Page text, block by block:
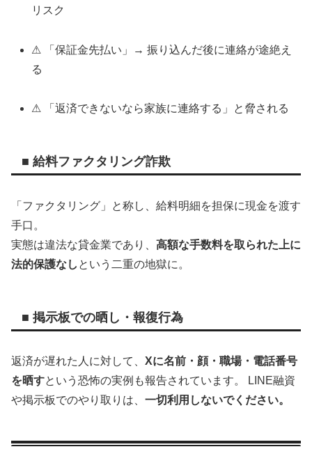
リスク
⚠ 「保証金先払い」→ 振り込んだ後に連絡が途絶え
る
⚠ 「返済できないなら家族に連絡する」と脅される
■ 給料ファクタリング詐欺
「ファクタリング」と称し、給料明細を担保に現金を渡す
手口。
実態は違法な貸金業であり、 高額な手数料を取られた上に
法的保護なし という二重の地獄に。
■ 掲示板での晒し・報復行為
返済が遅れた人に対して、 Xに名前・顔・職場・電話番号
を晒すという恐怖の実例も報告されています。 LINE融資
や掲示板でのやり取りは、 一切利用しないでください。